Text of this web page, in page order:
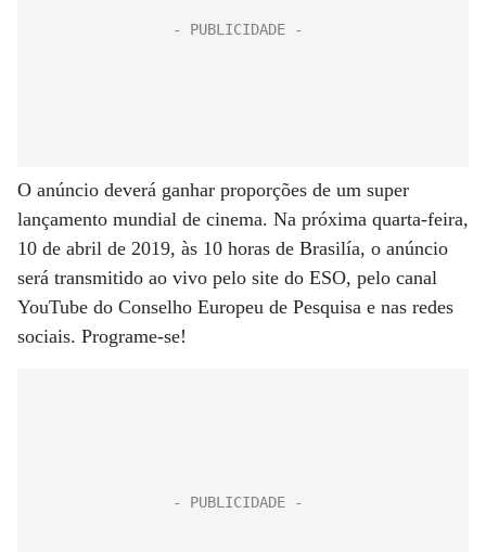
O anúncio deverá ganhar proporções de um super
lançamento mundial de cinema. Na próxima quarta-feira,
10 de abril de 2019, às 10 horas de Brasilía, o anúncio
será transmitido ao vivo pelo site do ESO, pelo canal
YouTube do Conselho Europeu de Pesquisa e nas redes
sociais. Programe-se!